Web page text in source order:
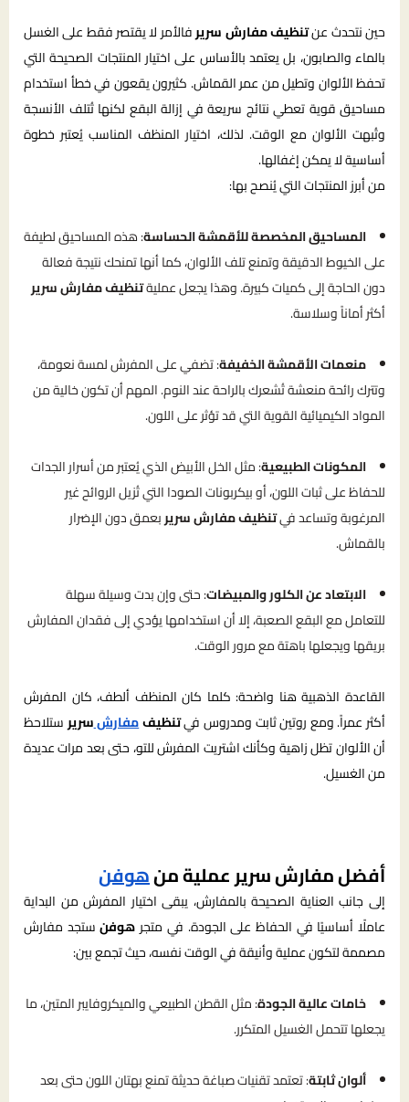
حين نتحدث عنتنظيف مفارش سريرفالأمر لا يقتصر فقط على الغسل
بالماء والصابون، بل يعتمد بالأساس على اختيار المنتجات الصحيحة التي
تحفظ الألوان وتطيل من عمر القماش. كثيرون يقعون في خطأ استخدام
مساحيق قوية تعطي نتائج سريعة في إزالة البقع لكنها تُتلف الأنسجة
وتُبهت الألوان مع الوقت. لذلك، اختيار المنظف المناسب يُعتبر خطوة
أساسية لا يمكن إغفالها.
من أبرز المنتجات التي يُنصح بها:
المساحيق المخصصة للأقمشة الحساسة: هذه المساحيق لطيفة
على الخيوط الدقيقة وتمنع تلف الألوان، كما أنها تمنحك نتيجة فعالة
دون الحاجة إلى كميات كبيرة. وهذا يجعل عمليةتنظيف مفارش سرير
أكثر أماناً وسلاسة.
منعمات الأقمشة الخفيفة: تضفي على المفرش لمسة نعومة،
وتترك رائحة منعشة تُشعرك بالراحة عند النوم. المهم أن تكون خالية من
المواد الكيميائية القوية التي قد تؤثر على اللون.
المكونات الطبيعية: مثل الخل الأبيض الذي يُعتبر من أسرار الجدات
للحفاظ على ثبات اللون، أو بيكربونات الصودا التي تُزيل الروائح غير
المرغوبة وتساعد فيتنظيف مفارش سريربعمق دون الإضرار
بالقماش.
الابتعاد عن الكلور والمبيضات: حتى وإن بدت وسيلة سهلة
للتعامل مع البقع الصعبة، إلا أن استخدامها يؤدي إلى فقدان المفارش
بريقها ويجعلها باهتة مع مرور الوقت.
القاعدة الذهبية هنا واضحة: كلما كان المنظف ألطف، كان المفرش
أكثر عمراً. ومع روتين ثابت ومدروس فيتنظيفمفارشسريرستلاحظ
أن الألوان تظل زاهية وكأنك اشتريت المفرش للتو، حتى بعد مرات عديدة
من الغسيل.
أفضل مفارش سرير عملية منهوفن
إلى جانب العناية الصحيحة بالمفارش، يبقى اختيار المفرش من البداية
عاملًا أساسيًا في الحفاظ على الجودة. في متجر هوفنستجد مفارش
مصممة لتكون عملية وأنيقة في الوقت نفسه، حيث تجمع بين:
خامات عالية الجودة: مثل القطن الطبيعي والميكروفايبر المتين، ما
يجعلها تتحمل الغسيل المتكرر.
ألوان ثابتة: تعتمد تقنيات صباغة حديثة تمنع بهتان اللون حتى بعد